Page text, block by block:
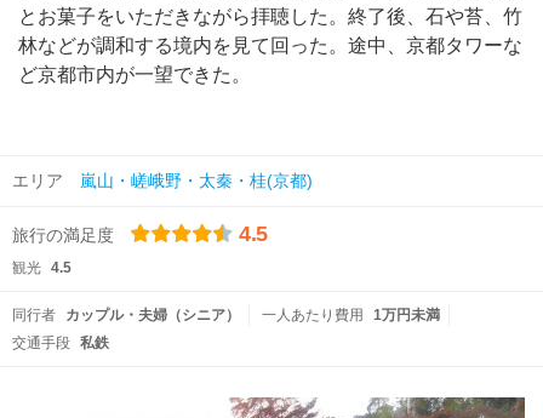
とお菓子をいただきながら拝聴した。終了後、石や苔、竹
林などが調和する境内を見て回った。途中、京都タワーな
ど京都市内が一望できた。
エリア 嵐山・嵯峨野・太秦・桂(京都)
旅行の満足度 4.5
観光 4.5
同行者 カップル・夫婦（シニア） 一人あたり費用
1万円未満
交通手段 私鉄